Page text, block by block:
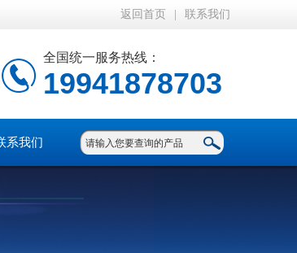
返回首页 联系我们
全国统一服务热线：
19941878703
系我们